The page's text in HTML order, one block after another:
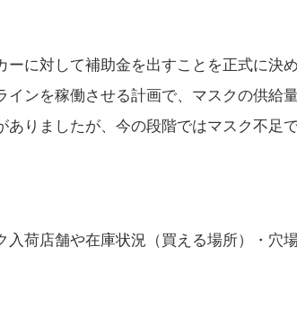
ーに対して補助金を出すことを正式に決
インを稼働させる計画で、マスクの供給
ありましたが、今の段階ではマスク不足
入荷店舗や在庫状況（買える場所）・穴